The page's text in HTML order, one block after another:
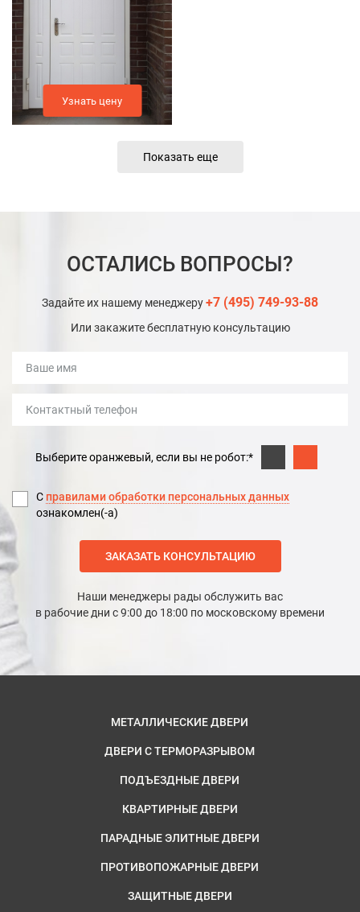
Узнать цену
Показать еще
ОСТАЛИСЬ ВОПРОСЫ?
Задайте их нашему менеджеру+7 (495) 749-93-88
Или закажите бесплатную консультацию
Выберите оранжевый, если вы не робот:*
С правилами обработки персональных данных
ознакомлен(-а)
ЗАКАЗАТЬ КОНСУЛЬТАЦИЮ
Наши менеджеры рады обслужить вас
в рабочие дни с 9:00 до 18:00 по московскому времени
МЕТАЛЛИЧЕСКИЕ ДВЕРИ
ДВЕРИ С ТЕРМОРАЗРЫВОМ
ПОДЪЕЗДНЫЕ ДВЕРИ
КВАРТИРНЫЕ ДВЕРИ
ПАРАДНЫЕ ЭЛИТНЫЕ ДВЕРИ
ПРОТИВОПОЖАРНЫЕ ДВЕРИ
ЗАЩИТНЫЕ ДВЕРИ